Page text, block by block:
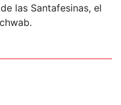
las Santafesinas, el